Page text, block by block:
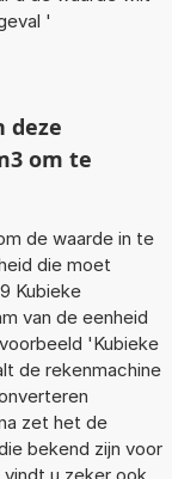
'
deze
om te
de waarde in te
die moet
Kubieke
van de eenheid
'Kubieke
de rekenmachine
zet het de
bekend zijn voor
u zeker ook